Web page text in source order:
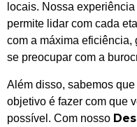
locais. Nossa
permite lidar com cada
com a máxima eficiência,
se preocupar com a
Além disso, sabemos
objetivo é fazer com que
possível. Com nosso